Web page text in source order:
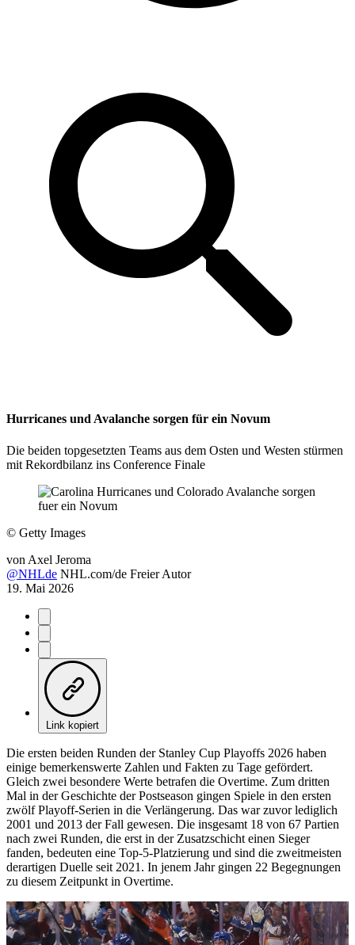
Hurricanes und Avalanche sorgen für ein Novum
Die beiden topgesetzten Teams aus dem Osten und Westen stürmen
mit Rekordbilanz ins Conference Finale
© Getty Images
von Axel Jeroma
@NHLde NHL.com/de Freier Autor
19. Mai 2026
Link kopiert
Die ersten beiden Runden der Stanley Cup Playoffs 2026 haben
einige bemerkenswerte Zahlen und Fakten zu Tage gefördert.
Gleich zwei besondere Werte betrafen die Overtime. Zum dritten
Mal in der Geschichte der Postseason gingen Spiele in den ersten
zwölf Playoff-Serien in die Verlängerung. Das war zuvor lediglich
2001 und 2013 der Fall gewesen. Die insgesamt 18 von 67 Partien
nach zwei Runden, die erst in der Zusatzschicht einen Sieger
fanden, bedeuten eine Top-5-Platzierung und sind die zweitmeisten
derartigen Duelle seit 2021. In jenem Jahr gingen 22 Begegnungen
zu diesem Zeitpunkt in Overtime.